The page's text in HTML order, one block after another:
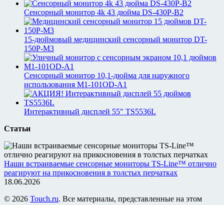
Сенсорный монитор 4k 43 дюйма DS-430P-B2
15-дюймовый медицинский сенсорный монитор DT-
150P-M3
Сенсорный монитор 10,1-дюйма для наружного
использования M1-101OD-A1
Интерактивный дисплей 55" TS5536L
Статьи
Наши встраиваемые сенсорные мониторы TS-Line™ отлично
реагируют на прикосновения в толстых перчатках
18.06.2026
© 2026 Touch.ru. Все материалы, представленные на этом